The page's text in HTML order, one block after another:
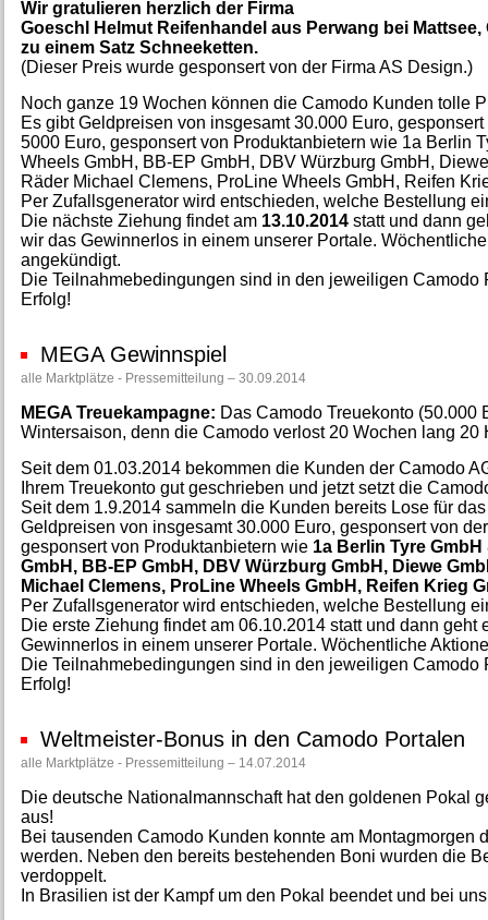
Wir gratulieren herzlich der Firma
Goeschl Helmut Reifenhandel aus Perwang bei Mattsee,
zu einem Satz Schneeketten.
(Dieser Preis wurde gesponsert von der Firma AS Design.)
Noch ganze 19 Wochen können die Camodo Kunden tolle
Es gibt Geldpreisen von insgesamt 30.000 Euro,
5000 Euro, gesponsert von Produktanbietern wie 1a Berlin
Wheels GmbH, BB-EP GmbH, DBV Würzburg GmbH,
Räder Michael Clemens, ProLine Wheels GmbH, Reifen
Per Zufallsgenerator wird entschieden, welche Bestellung
Die nächste Ziehung findet am 13.10.2014 statt und dann
wir das Gewinnerlos in einem unserer Portale.
angekündigt.
Die Teilnahmebedingungen sind in den jeweiligen
Erfolg!
MEGA Gewinnspiel
alle Marktplätze - Pressemitteilung – 30.09.2014
MEGA Treuekampagne: Das Camodo Treuekonto (50.000
Wintersaison, denn die Camodo verlost 20 Wochen lang 20
Seit dem 01.03.2014 bekommen die Kunden der Camodo
Ihrem Treuekonto gut geschrieben und jetzt setzt die
Seit dem 1.9.2014 sammeln die Kunden bereits Lose für
Geldpreisen von insgesamt 30.000 Euro, gesponsert von
gesponsert von Produktanbietern wie 1a Berlin Tyre
GmbH, BB-EP GmbH, DBV Würzburg GmbH, Diewe
Michael Clemens, ProLine Wheels GmbH, Reifen Krieg
Per Zufallsgenerator wird entschieden, welche Bestellung
Die erste Ziehung findet am 06.10.2014 statt und dann
Gewinnerlos in einem unserer Portale. Wöchentliche
Die Teilnahmebedingungen sind in den jeweiligen
Erfolg!
Weltmeister-Bonus in den Camodo Portalen
alle Marktplätze - Pressemitteilung – 14.07.2014
Die deutsche Nationalmannschaft hat den goldenen Pokal
aus!
Bei tausenden Camodo Kunden konnte am Montagmorgen
werden. Neben den bereits bestehenden Boni wurden die
verdoppelt.
In Brasilien ist der Kampf um den Pokal beendet und bei